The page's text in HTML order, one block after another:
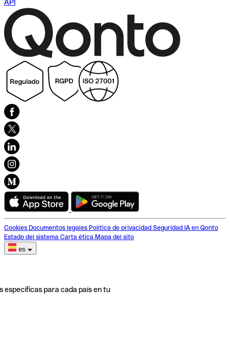
API
Cookies Documentos legales Política de privacidad Seguridad IA en Qonto
Estado del sistema Carta ética Mapa del sito
es
específicas para cada país en tu